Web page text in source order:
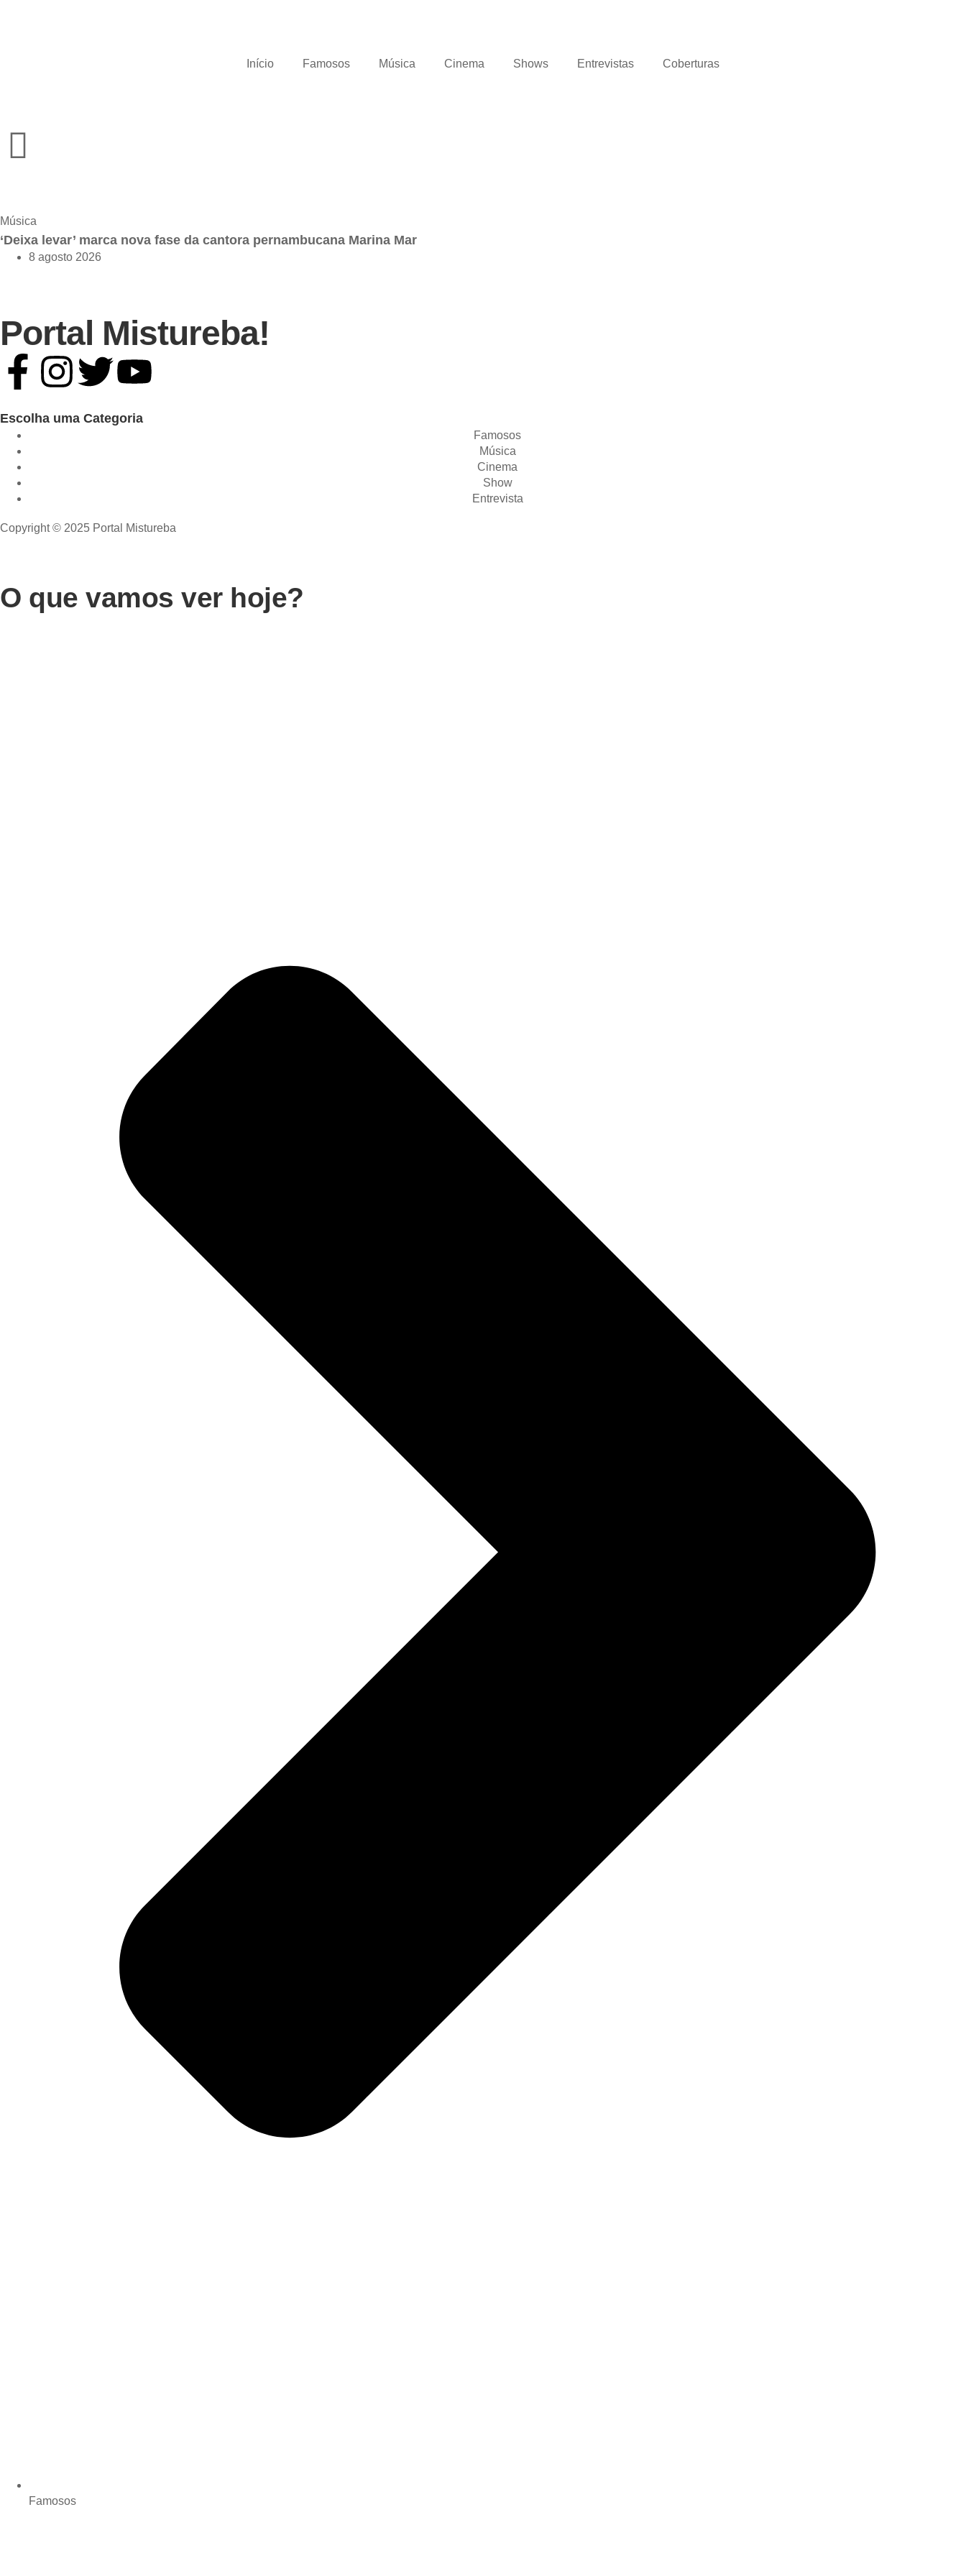
Início Famosos Música Cinema Shows Entrevistas Coberturas
Música
‘Deixa levar’ marca nova fase da cantora pernambucana Marina Mar
8 agosto 2026
Portal Mistureba!
Escolha uma Categoria
Famosos
Música
Cinema
Show
Entrevista
Copyright © 2025 Portal Mistureba
O que vamos ver hoje?
Famosos